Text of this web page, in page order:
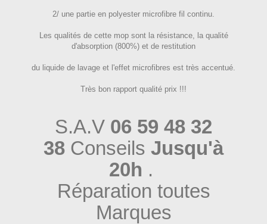
2/ une partie en polyester microfibre fil continu.
Les qualités de cette mop sont la résistance, la qualité
d'absorption (800%) et de restitution
du liquide de lavage et l'effet microfibres est très accentué.
Très bon rapport qualité prix !!!
S.A.V 06 59 48 32
38 Conseils Jusqu'à
20h .
Réparation toutes
Marques